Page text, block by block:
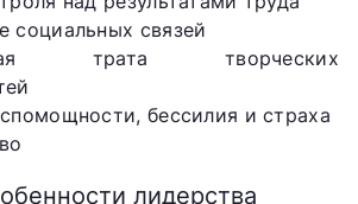
социальных связей
трата творческих
бессилия и страха
лидерства